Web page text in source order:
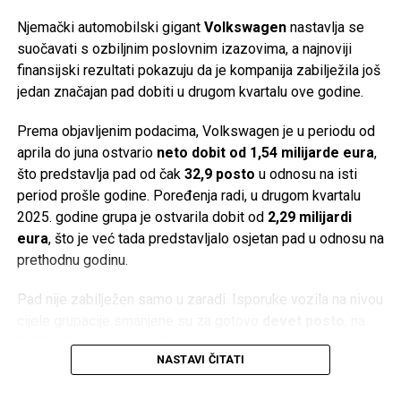
Problemi su postali vidljivi već 2022. godine. Kompanija je
postala previše zavisna od Applea, dok su inflacija,
usporavanje svjetske ekonomije, slabija potražnja za
poremećaji u lancima snabdijevanja dodatno pogoršali
poslovanje.
Istovremeno, Vartine baterije za električna vozila nisu
ostvarile očekivani tržišni uspjeh. Njihov jedini poznati
kupac bio jePorsche, a proizvod je ostao ograničen na
manji segment hibridnih automobila.
Ima li Varta budućnost?
vrijeme i ukinula stotine radnih mjesta. Predstavnici
zaposlenih i dioničara za stanje uglavnom krive loše
Share Post
Share
Tweet Share
Mail
Njemački automobilski gigant Volkswagennastavlja se
suočavati s ozbiljnim poslovnim izazovima, a najnoviji
finansijski rezultati pokazuju da je kompanija zabilježila još
jedan značajan pad dobiti u drugom kvartalu ove godine.
Prema objavljenim podacima, Volkswagen je u periodu od
aprila do juna ostvario neto dobit od 1,54 milijarde eura,
što predstavlja pad od čak 32,9 posto u odnosu na isti
period prošle godine. Poređenja radi, u drugom kvartalu
2025. godine grupa je ostvarila dobit od 2,29 milijardi
eura, što je već tada predstavljalo osjetan pad u odnosu na
prethodnu godinu.
Pad nije zabilježen samo u zaradi. Isporuke vozila na nivou
2,08 miliona automobila, dok je najveći udarac došao s
kineskog tržišta. Prodaja u Kini pala je za više od
NASTAVI ČITATI